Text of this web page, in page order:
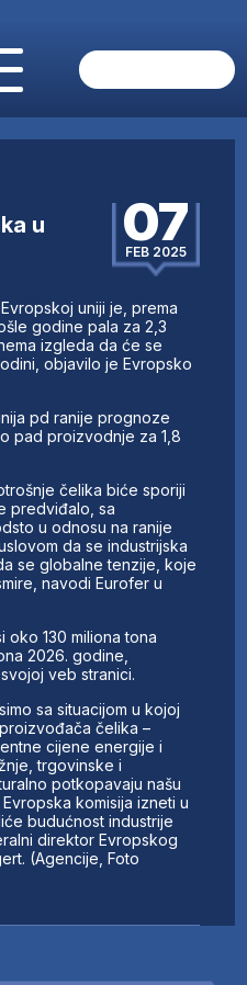
u
07
FEB 2025
uniji je, prema
godine pala za 2,3
izgleda da će se
objavilo je Evropsko
pd ranije prognoze
pad proizvodnje za 1,8
čelika biće sporiji
predviđalo, sa
u odnosu na ranije
da se industrijska
se globalne tenzije, koje
navodi Eurofer u
oko 130 miliona tona
2026. godine,
veb stranici.
sa situacijom u kojoj
čelika –
cijene energije i
trgovinske i
potkopavaju našu
komisija izneti u
budućnost industrije
direktor Evropskog
(Agencije, Foto